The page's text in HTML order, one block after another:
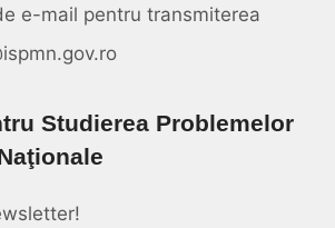
e-mail pentru transmiterea
Studierea Problemelor